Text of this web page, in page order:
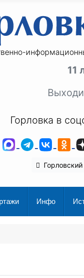
11
Горловка в
MAXTelegram
Инфо